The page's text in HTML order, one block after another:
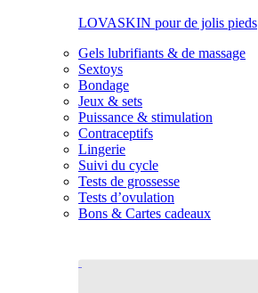
LOVASKIN pour de jolis pieds
Gels lubrifiants & de massage
Sextoys
Bondage
Jeux & sets
Puissance & stimulation
Contraceptifs
Lingerie
Suivi du cycle
Tests de grossesse
Tests d’ovulation
Bons & Cartes cadeaux